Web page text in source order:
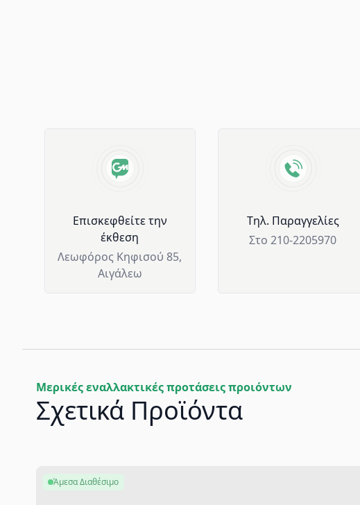
Επισκεφθείτε την
έκθεση
Λεωφόρος Κηφισού 85,
Αιγάλεω
Tηλ. Παραγγελίες
Στο 210-2205970
Μερικές εναλλακτικές προτάσεις προιόντων
Σχετικά Προϊόντα
Άμεσα Διαθέσιμο